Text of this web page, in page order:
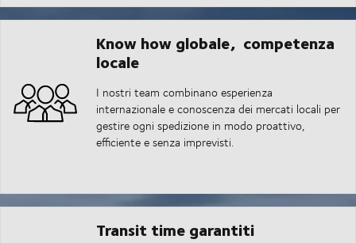
Know how globale, competenza
locale
I nostri team combinano esperienza
internazionale e conoscenza dei mercati locali per
gestire ogni spedizione in modo proattivo,
efficiente e senza imprevisti.
Transit time garantiti